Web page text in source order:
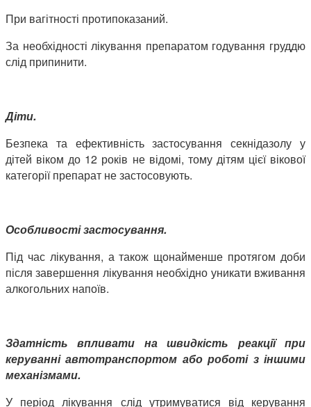
При вагітності протипоказаний.
За необхідності лікування препаратом годування груддю
слід припинити.
Діти.
Безпека та ефективність застосування секнідазолу у
дітей віком до 12 років не відомі, тому дітям цієї вікової
категорії препарат не застосовують.
Особливості застосування.
Під час лікування, а також щонайменше протягом доби
після завершення лікування необхідно уникати вживання
алкогольних напоїв.
Здатність впливати на швидкість реакції при
керуванні автотранспортом або роботі з іншими
механізмами.
У період лікування слід утримуватися від керування